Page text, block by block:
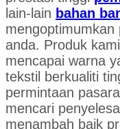
lain-lain bahan
mengoptimumkan
anda. Produk
mencapai warna
tekstil berkualiti
permintaan
mencari
menambah baik